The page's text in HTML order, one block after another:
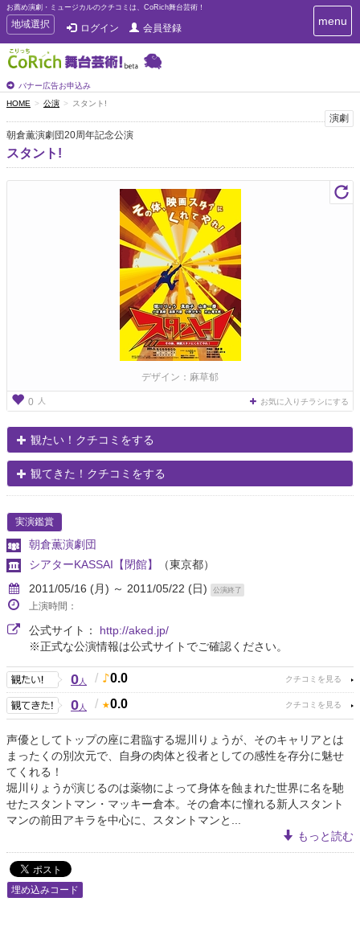
お薦め演劇・ミュージカルのクチコミは、CoRich舞台芸術！
T
o
g
g
e
n
a
v
i
g
地域選択 ログイン 会員登録
バナー広告お申込み
T
o
i
g
menu
HOME 公演 スタント!
演劇
朝倉薫演劇団20周年記念公演
スタント!
デザイン：麻草郁
0 人 お気に入りチラシにする
観たい！クチコミをする
観てきた！クチコミをする
実演鑑賞
朝倉薫演劇団
シアターKASSAI【閉館】
（東京都）
2011/05/16 (月) ～ 2011/05/22 (日)
公演終了
上演時間：
公式サイト： http://aked.jp/
※正式な公演情報は公式サイトでご確認ください。
0人 / 0.0
0人 / 0.0
声優としてトップの座に君臨する堀川りょうが、そのキャリアとは
まったくの別次元で、自身の肉体と役者としての感性を存分に魅せ
てくれる！
堀川りょうが演じるのは薬物によって身体を蝕まれた世界に名を馳
せたスタントマン・マッキー倉本。その倉本に憧れる新人スタント
マンの前田アキラを中心に、スタントマンと...
もっと読む
埋め込みコード